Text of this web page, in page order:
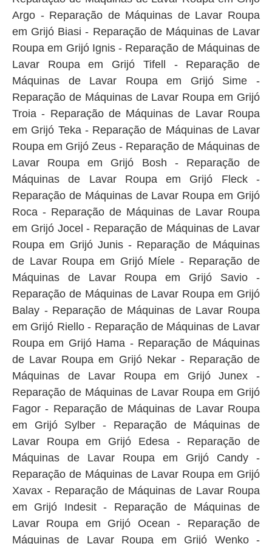
Argo - Reparação de Máquinas de Lavar Roupa
em Grijó Biasi - Reparação de Máquinas de Lavar
Roupa em Grijó Ignis - Reparação de Máquinas de
Lavar Roupa em Grijó Tifell - Reparação de
Máquinas de Lavar Roupa em Grijó Sime -
Reparação de Máquinas de Lavar Roupa em Grijó
Troia - Reparação de Máquinas de Lavar Roupa
em Grijó Teka - Reparação de Máquinas de Lavar
Roupa em Grijó Zeus - Reparação de Máquinas de
Lavar Roupa em Grijó Bosh - Reparação de
Máquinas de Lavar Roupa em Grijó Fleck -
Reparação de Máquinas de Lavar Roupa em Grijó
Roca - Reparação de Máquinas de Lavar Roupa
em Grijó Jocel - Reparação de Máquinas de Lavar
Roupa em Grijó Junis - Reparação de Máquinas
de Lavar Roupa em Grijó Míele - Reparação de
Máquinas de Lavar Roupa em Grijó Savio -
Reparação de Máquinas de Lavar Roupa em Grijó
Balay - Reparação de Máquinas de Lavar Roupa
em Grijó Riello - Reparação de Máquinas de Lavar
Roupa em Grijó Hama - Reparação de Máquinas
de Lavar Roupa em Grijó Nekar - Reparação de
Máquinas de Lavar Roupa em Grijó Junex -
Reparação de Máquinas de Lavar Roupa em Grijó
Fagor - Reparação de Máquinas de Lavar Roupa
em Grijó Sylber - Reparação de Máquinas de
Lavar Roupa em Grijó Edesa - Reparação de
Máquinas de Lavar Roupa em Grijó Candy -
Reparação de Máquinas de Lavar Roupa em Grijó
Xavax - Reparação de Máquinas de Lavar Roupa
em Grijó Indesit - Reparação de Máquinas de
Lavar Roupa em Grijó Ocean - Reparação de
Máquinas de Lavar Roupa em Grijó Wenko -